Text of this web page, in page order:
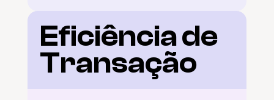
Eficiência de
Transação